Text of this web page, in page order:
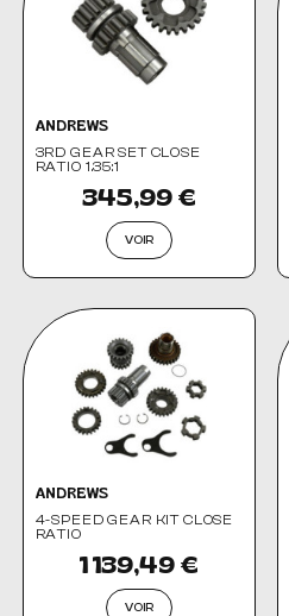
ANDREWS
3RD GEAR SET CLOSE
RATIO 1.35:1
345,99 €
VOIR
ANDREWS
4-SPEED GEAR KIT CLOSE
RATIO
1 139,49 €
VOIR